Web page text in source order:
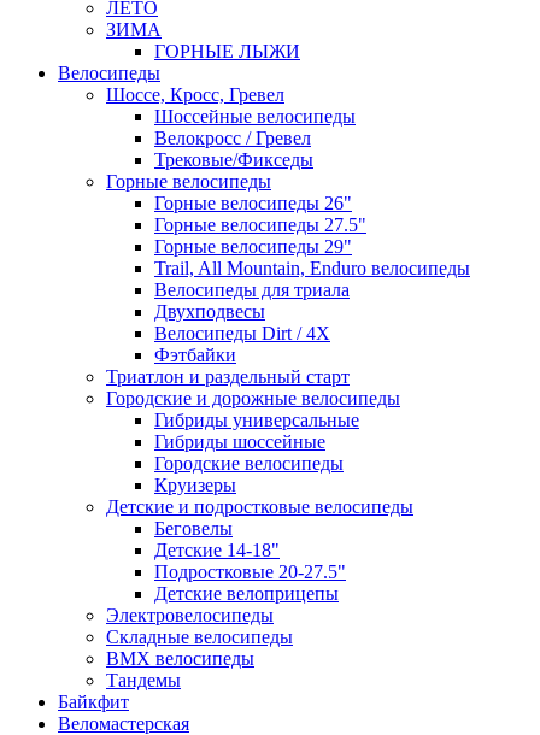
ЛЕТО
ЗИМА
ГОРНЫЕ ЛЫЖИ
Велосипеды
Шоссе, Кросс, Гревел
Шоссейные велосипеды
Велокросс / Гревел
Трековые/Фикседы
Горные велосипеды
Горные велосипеды 26"
Горные велосипеды 27.5"
Горные велосипеды 29"
Trail, All Mountain, Enduro велосипеды
Велосипеды для триала
Двухподвесы
Велосипеды Dirt / 4X
Фэтбайки
Триатлон и раздельный старт
Городские и дорожные велосипеды
Гибриды универсальные
Гибриды шоссейные
Городские велосипеды
Круизеры
Детские и подростковые велосипеды
Беговелы
Детские 14-18"
Подростковые 20-27.5"
Детские велоприцепы
Электровелосипеды
Складные велосипеды
BMX велосипеды
Тандемы
Байкфит
Веломастерская